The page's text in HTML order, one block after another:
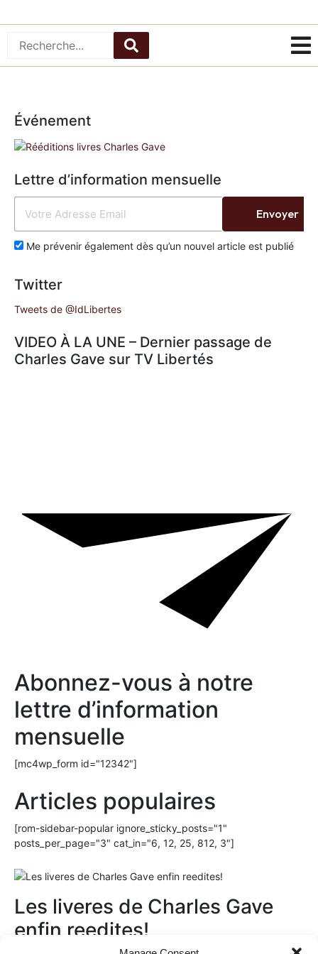
Événement
Lettre d’information mensuelle
Me prévenir également dès qu’un nouvel article est publié
Envoyer
Twitter
Tweets de @IdLibertes
VIDEO À LA UNE – Dernier passage de
Charles Gave sur TV Libertés
Abonnez-vous à notre
lettre d’information
mensuelle
[mc4wp_form id="12342"]
Articles populaires
[rom-sidebar-popular ignore_sticky_posts="1"
posts_per_page="3" cat_in="6, 12, 25, 812, 3"]
Les liveres de Charles Gave
enfin reedites!